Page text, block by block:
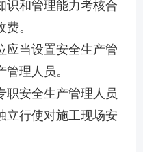
识和管理能力考核合
。
当设置安全生产管
理人员。
安全生产管理人员
立行使对施工现场安